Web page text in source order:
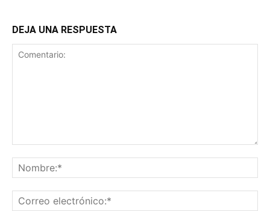
DEJA UNA RESPUESTA